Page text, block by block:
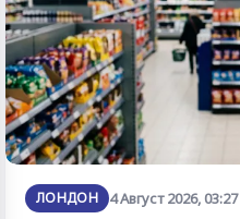
ЛОНДОН 4 Август 2026, 03:27